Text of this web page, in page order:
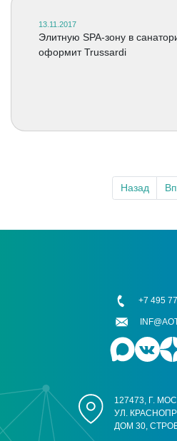
13.11.2017
Элитную SPA-зону в
оформит Trussardi
Назад
127473, Г.
УЛ.
ДОМ 30,
+7 495